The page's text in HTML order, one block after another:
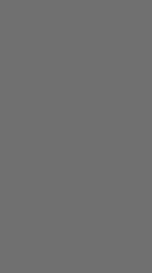
per carte non